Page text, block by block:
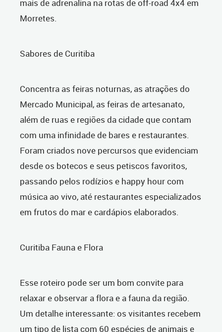
mais de adrenalina na rotas de off-road 4x4 em
Morretes.
Sabores de Curitiba
Concentra as feiras noturnas, as atrações do
Mercado Municipal, as feiras de artesanato,
além de ruas e regiões da cidade que contam
com uma infinidade de bares e restaurantes.
Foram criados nove percursos que evidenciam
desde os botecos e seus petiscos favoritos,
passando pelos rodízios e happy hour com
música ao vivo, até restaurantes especializados
em frutos do mar e cardápios elaborados.
Curitiba Fauna e Flora
Esse roteiro pode ser um bom convite para
relaxar e observar a flora e a fauna da região.
Um detalhe interessante: os visitantes recebem
um tipo de lista com 60 espécies de animais e